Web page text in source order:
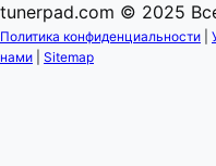
tunerpad.com © 2025
Политика конфиденциальности
нами
Sitemap